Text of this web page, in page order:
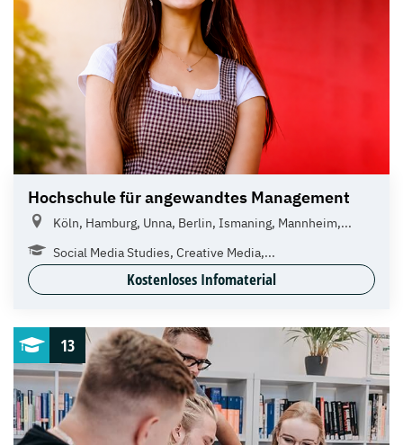
Hochschule für angewandtes Management
Köln, Hamburg, Unna, Berlin, Ismaning, Mannheim,...
Social Media Studies, Creative Media,...
Kostenloses Infomaterial
13